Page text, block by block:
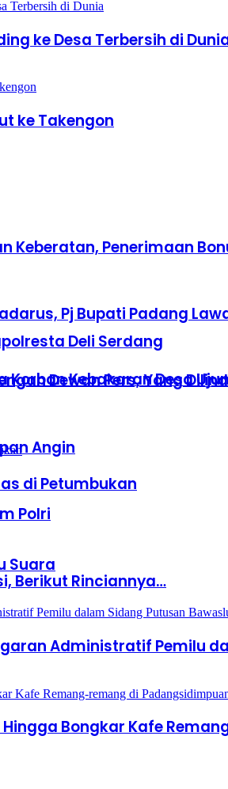
Deli Serdang
Kebakaran Desa
di Petumbukan
Suara
Administratif Pemilu
Bongkar Kafe
ke Desa Terbersih di
ke Takengon
Keberatan, Penerimaan
Pj Bupati Padang
Dewan Pers, Yang
Angin
Polri
Berikut Rinciannya…